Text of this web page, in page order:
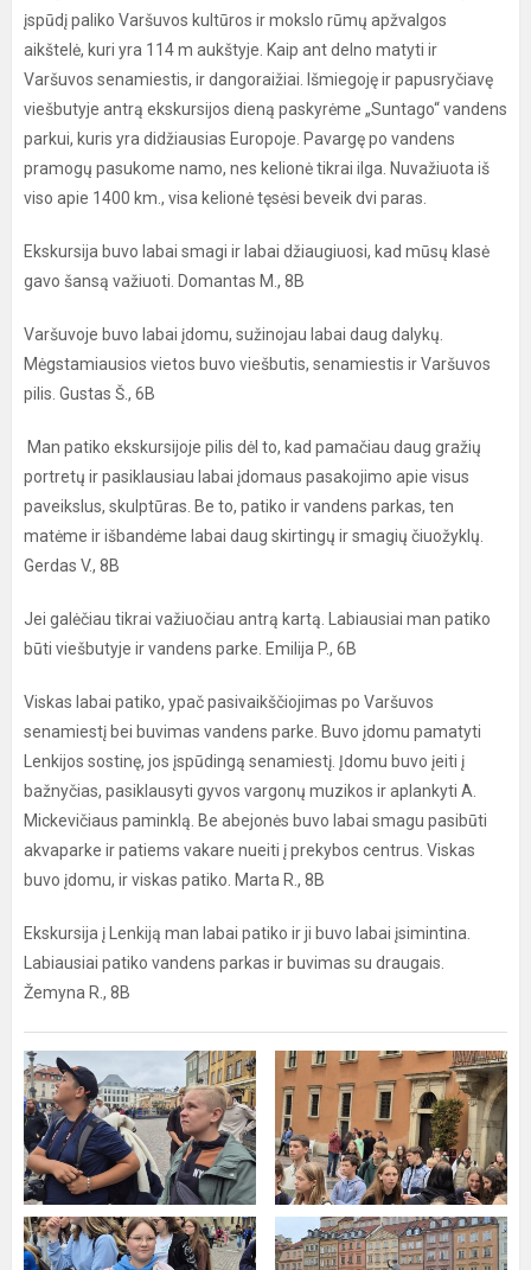
įspūdį paliko Varšuvos kultūros ir mokslo rūmų apžvalgos
aikštelė, kuri yra 114 m aukštyje. Kaip ant delno matyti ir
Varšuvos senamiestis, ir dangoraižiai. Išmiegoję ir papusryčiavę
viešbutyje antrą ekskursijos dieną paskyrėme „Suntago“ vandens
parkui, kuris yra didžiausias Europoje. Pavargę po vandens
pramogų pasukome namo, nes kelionė tikrai ilga. Nuvažiuota iš
viso apie 1400 km., visa kelionė tęsėsi beveik dvi paras.
Ekskursija buvo labai smagi ir labai džiaugiuosi, kad mūsų klasė
gavo šansą važiuoti. Domantas M., 8B
Varšuvoje buvo labai įdomu, sužinojau labai daug dalykų.
Mėgstamiausios vietos buvo viešbutis, senamiestis ir Varšuvos
pilis. Gustas Š., 6B
Man patiko ekskursijoje pilis dėl to, kad pamačiau daug gražių
portretų ir pasiklausiau labai įdomaus pasakojimo apie visus
paveikslus, skulptūras. Be to, patiko ir vandens parkas, ten
matėme ir išbandėme labai daug skirtingų ir smagių čiuožyklų.
Gerdas V., 8B
Jei galėčiau tikrai važiuočiau antrą kartą. Labiausiai man patiko
būti viešbutyje ir vandens parke. Emilija P., 6B
Viskas labai patiko, ypač pasivaikščiojimas po Varšuvos
senamiestį bei buvimas vandens parke. Buvo įdomu pamatyti
Lenkijos sostinę, jos įspūdingą senamiestį. Įdomu buvo įeiti į
bažnyčias, pasiklausyti gyvos vargonų muzikos ir aplankyti A.
Mickevičiaus paminklą. Be abejonės buvo labai smagu pasibūti
akvaparke ir patiems vakare nueiti į prekybos centrus. Viskas
buvo įdomu, ir viskas patiko. Marta R., 8B
Ekskursija į Lenkiją man labai patiko ir ji buvo labai įsimintina.
Labiausiai patiko vandens parkas ir buvimas su draugais.
Žemyna R., 8B